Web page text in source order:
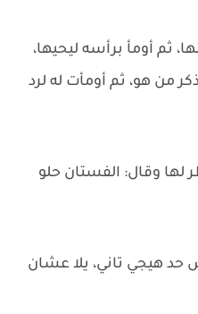
ثم أومأ برأسه ليحيها،
من هو، ثم أومأت له لرد
لها وقال: الفستان حلو
حد هيجي تاني، يلا عشان